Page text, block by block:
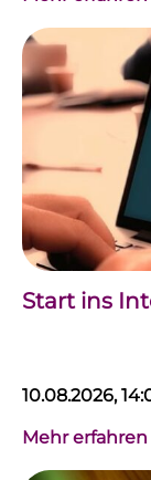
Start ins
10.08.2026,
Mehr erfahren